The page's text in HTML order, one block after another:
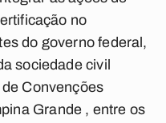
no
do governo federal,
sociedade civil
Convenções
Grande , entre os